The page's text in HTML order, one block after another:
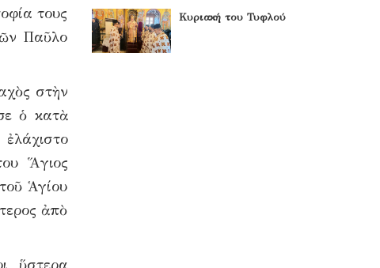
τους
Παῦλο
στὴν
ὁ κατὰ
Ἅγιος
Ἁγίου
ἀπὸ
Κυριακή του Τυφλού